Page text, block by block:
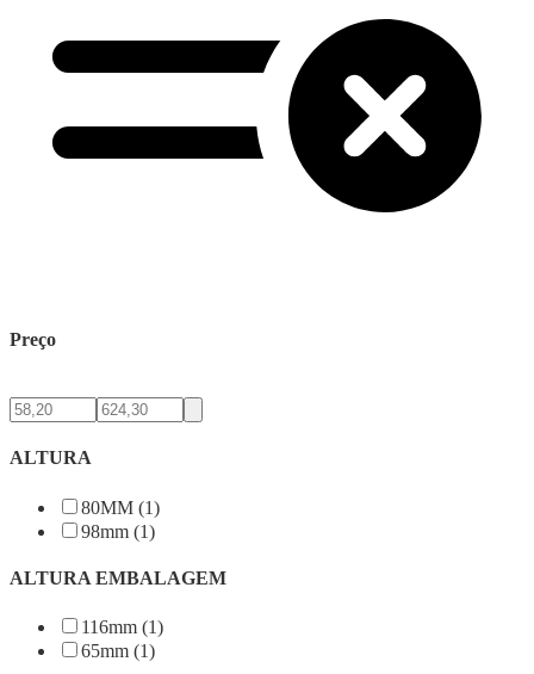
Preço
ALTURA
80MM (1)
98mm (1)
ALTURA EMBALAGEM
116mm (1)
65mm (1)